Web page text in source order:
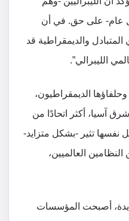
عام- على حق. في أن
والديمقراطية قد
الليبرالي”.
الديمقراطيون،
آسيا، أكثر اتحادًا من
تثير -بشكل متزايد-
العالميين،
أصبحت المؤسسات